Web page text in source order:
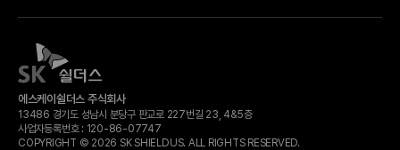
에스케이쉴더스 주식회사
13486 경기도 성남시 분당구 판교로 227번길 23, 4&5층
사업자등록번호 : 120-​86-​07747
COPYRIGHT © 2026 SK SHIELDUS. ALL RIGHTS RESERVED.